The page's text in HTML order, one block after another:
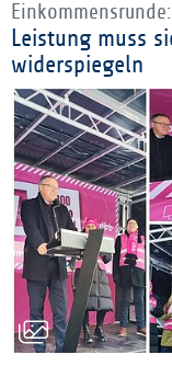
Leistung muss
widerspiegeln